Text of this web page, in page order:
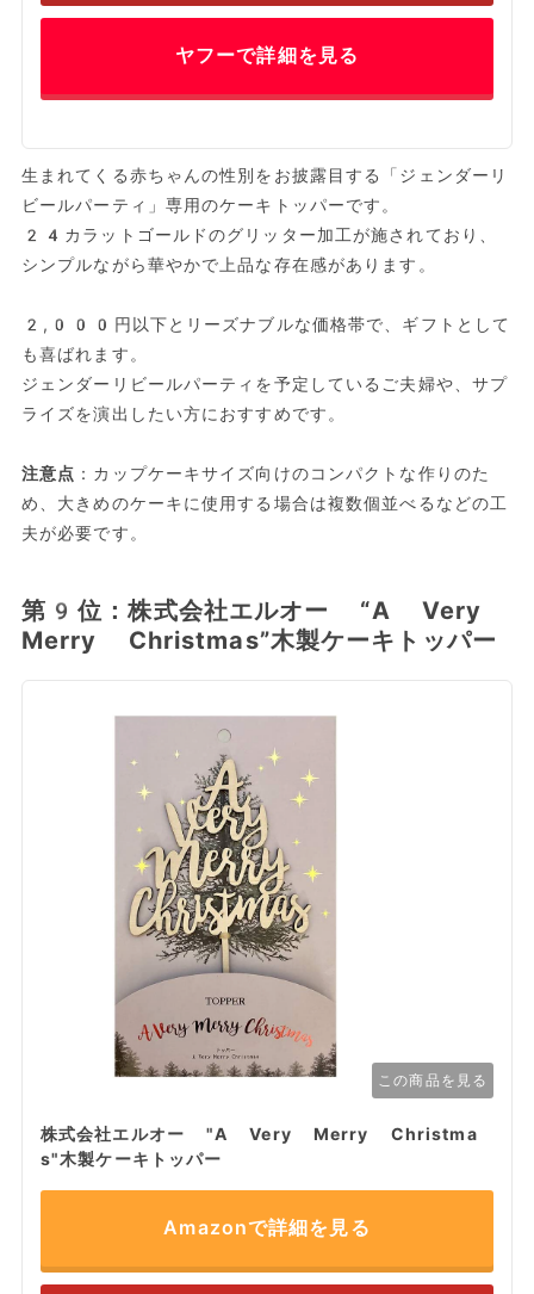
ヤフーで詳細を見る
生まれてくる赤ちゃんの性別をお披露目する「ジェンダーリ
ビールパーティ」専用のケーキトッパーです。
24カラットゴールドのグリッター加工が施されており、
シンプルながら華やかで上品な存在感があります。
2,000円以下とリーズナブルな価格帯で、ギフトとして
も喜ばれます。
ジェンダーリビールパーティを予定しているご夫婦や、サプ
ライズを演出したい方におすすめです。
注意点 ：カップケーキサイズ向けのコンパクトな作りのた
め、大きめのケーキに使用する場合は複数個並べるなどの工
夫が必要です。
第9位：株式会社エルオー “A Very
Merry Christmas”木製ケーキトッパー
この商品を見る
株式会社エルオー "A Very Merry Christma
s"木製ケーキトッパー
Amazonで詳細を見る